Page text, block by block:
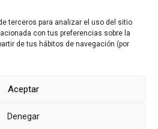
terceros para analizar el uso del sitio
con tus preferencias sobre la
de tus hábitos de navegación (por
Aceptar
Denegar
Oviedo, España
información